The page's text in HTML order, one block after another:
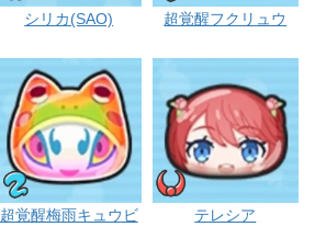
シリカ(SAO) 超覚醒フクリュウ
ニョロロン
超覚醒梅雨キュウビ
イサマシ
テレシア